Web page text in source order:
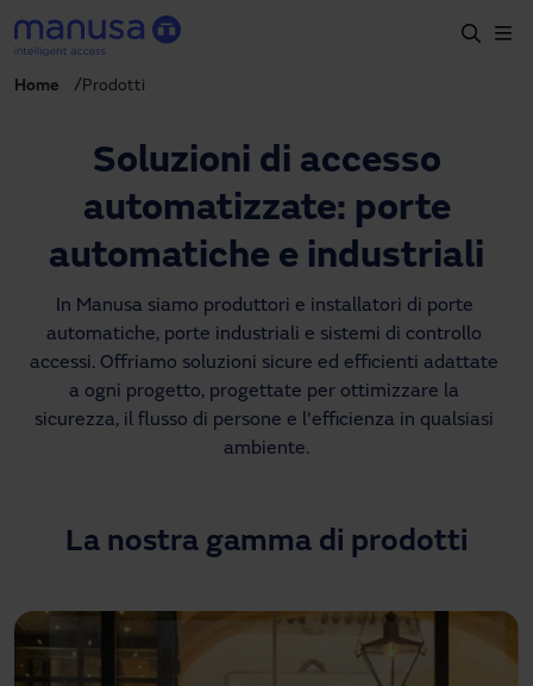
Salta al contenuto principale
Prodotti e settori
Prescrizione
Progetti
Blog
Chi siamo
Hai bisogno di assistenza?
Contatto
La mia area
Home Prodotti
Soluzioni di accesso
automatizzate: porte
automatiche e industriali
In Manusa siamo produttori e installatori di porte
automatiche, porte industriali e sistemi di controllo
accessi. Offriamo soluzioni sicure ed efficienti adattate
a ogni progetto, progettate per ottimizzare la
sicurezza, il flusso di persone e l'efficienza in qualsiasi
ambiente.
La nostra gamma di prodotti